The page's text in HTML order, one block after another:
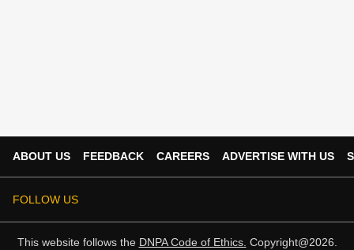
ABOUT US FEEDBACK CAREERS ADVERTISE WITH US
FOLLOW US
This website follows the DNPA Code of Ethics. Copyright@2026.